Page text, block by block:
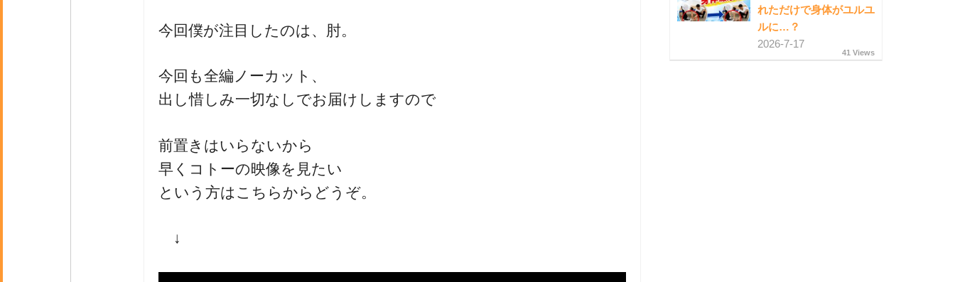
無料映像＆ご案内ページ
首・肩テクニック
今回僕が注目したのは、肘。
今回も全編ノーカット、
出し惜しみ一切なしでお届けしますので
前置きはいらないから
早くコトーの映像を見たい
という方はこちらからどうぞ。
↓
れただけで身体がユルユ
ルに…？
2026-7-17
41 Views